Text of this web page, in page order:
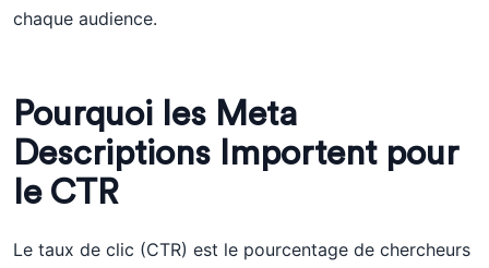
chaque audience.
Pourquoi les Meta
Descriptions Importent pour
le CTR
Le taux de clic (CTR) est le pourcentage de chercheurs